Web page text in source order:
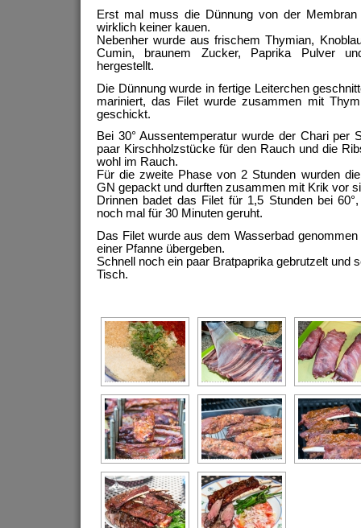
Erst mal muss die Dünnung von der Membran
wirklich keiner kauen.
Nebenher wurde aus frischem Thymian,
Cumin, braunem Zucker, Paprika Pulver
hergestellt.
Die Dünnung wurde in fertige Leiterchen
mariniert, das Filet wurde zusammen mit
geschickt.
Bei 30° Aussentemperatur wurde der Chari per
paar Kirschholzstücke für den Rauch und die
wohl im Rauch.
Für die zweite Phase von 2 Stunden wurden
GN gepackt und durften zusammen mit Krik vor
Drinnen badet das Filet für 1,5 Stunden bei
noch mal für 30 Minuten geruht.
Das Filet wurde aus dem Wasserbad
einer Pfanne übergeben.
Schnell noch ein paar Bratpaprika gebrutzelt und
Tisch.